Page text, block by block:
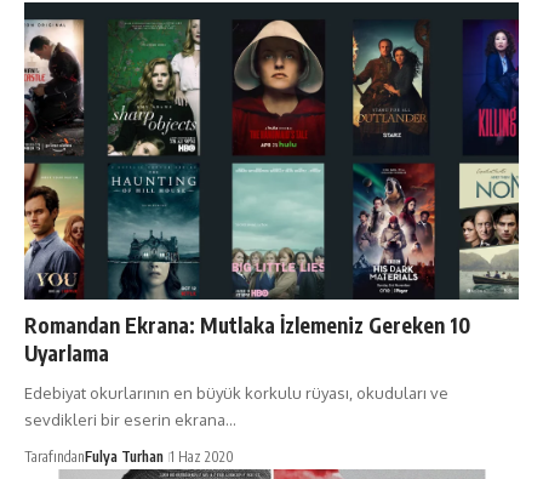
Romandan Ekrana: Mutlaka İzlemeniz Gereken 10
Uyarlama
Edebiyat okurlarının en büyük korkulu rüyası, okuduları ve
sevdikleri bir eserin ekrana…
TarafındanFulya Turhan 1 Haz 2020